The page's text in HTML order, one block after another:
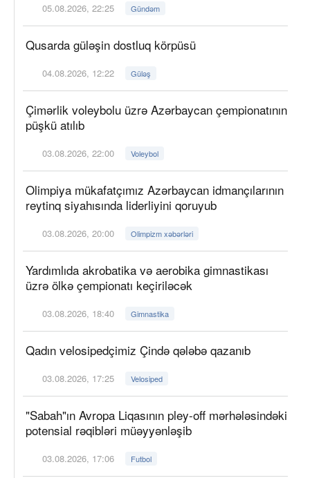
05.08.2026, 22:25 Gündəm
Qusarda güləşin dostluq körpüsü
04.08.2026, 12:22 Güləş
Çimərlik voleybolu üzrə Azərbaycan çempionatının
püşkü atılıb
03.08.2026, 22:00 Voleybol
Olimpiya mükafatçımız Azərbaycan idmançılarının
reytinq siyahısında liderliyini qoruyub
03.08.2026, 20:00 Olimpizm xəbərləri
Yardımlıda akrobatika və aerobika gimnastikası
üzrə ölkə çempionatı keçiriləcək
03.08.2026, 18:40 Gimnastika
Qadın velosipedçimiz Çində qələbə qazanıb
03.08.2026, 17:25 Velosiped
"Sabah"ın Avropa Liqasının pley-off mərhələsindəki
potensial rəqibləri müəyyənləşib
03.08.2026, 17:06 Futbol